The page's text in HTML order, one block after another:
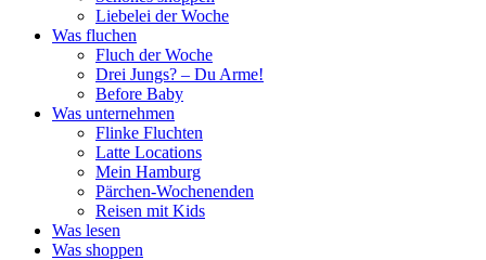
Liebelei der Woche
Was fluchen
Fluch der Woche
Drei Jungs? – Du Arme!
Before Baby
Was unternehmen
Flinke Fluchten
Latte Locations
Mein Hamburg
Pärchen-Wochenenden
Reisen mit Kids
Was lesen
Was shoppen